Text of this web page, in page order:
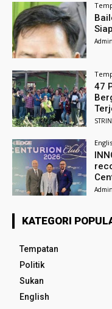
Admin
47
Admin
KATEGORI
Tempatan
Politik
Sukan
English